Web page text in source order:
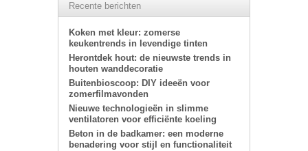
Recente berichten
Koken met kleur: zomerse
keukentrends in levendige tinten
Herontdek hout: de nieuwste trends in
houten wanddecoratie
Buitenbioscoop: DIY ideeën voor
zomerfilmavonden
Nieuwe technologieën in slimme
ventilatoren voor efficiënte koeling
Beton in de badkamer: een moderne
benadering voor stijl en functionaliteit